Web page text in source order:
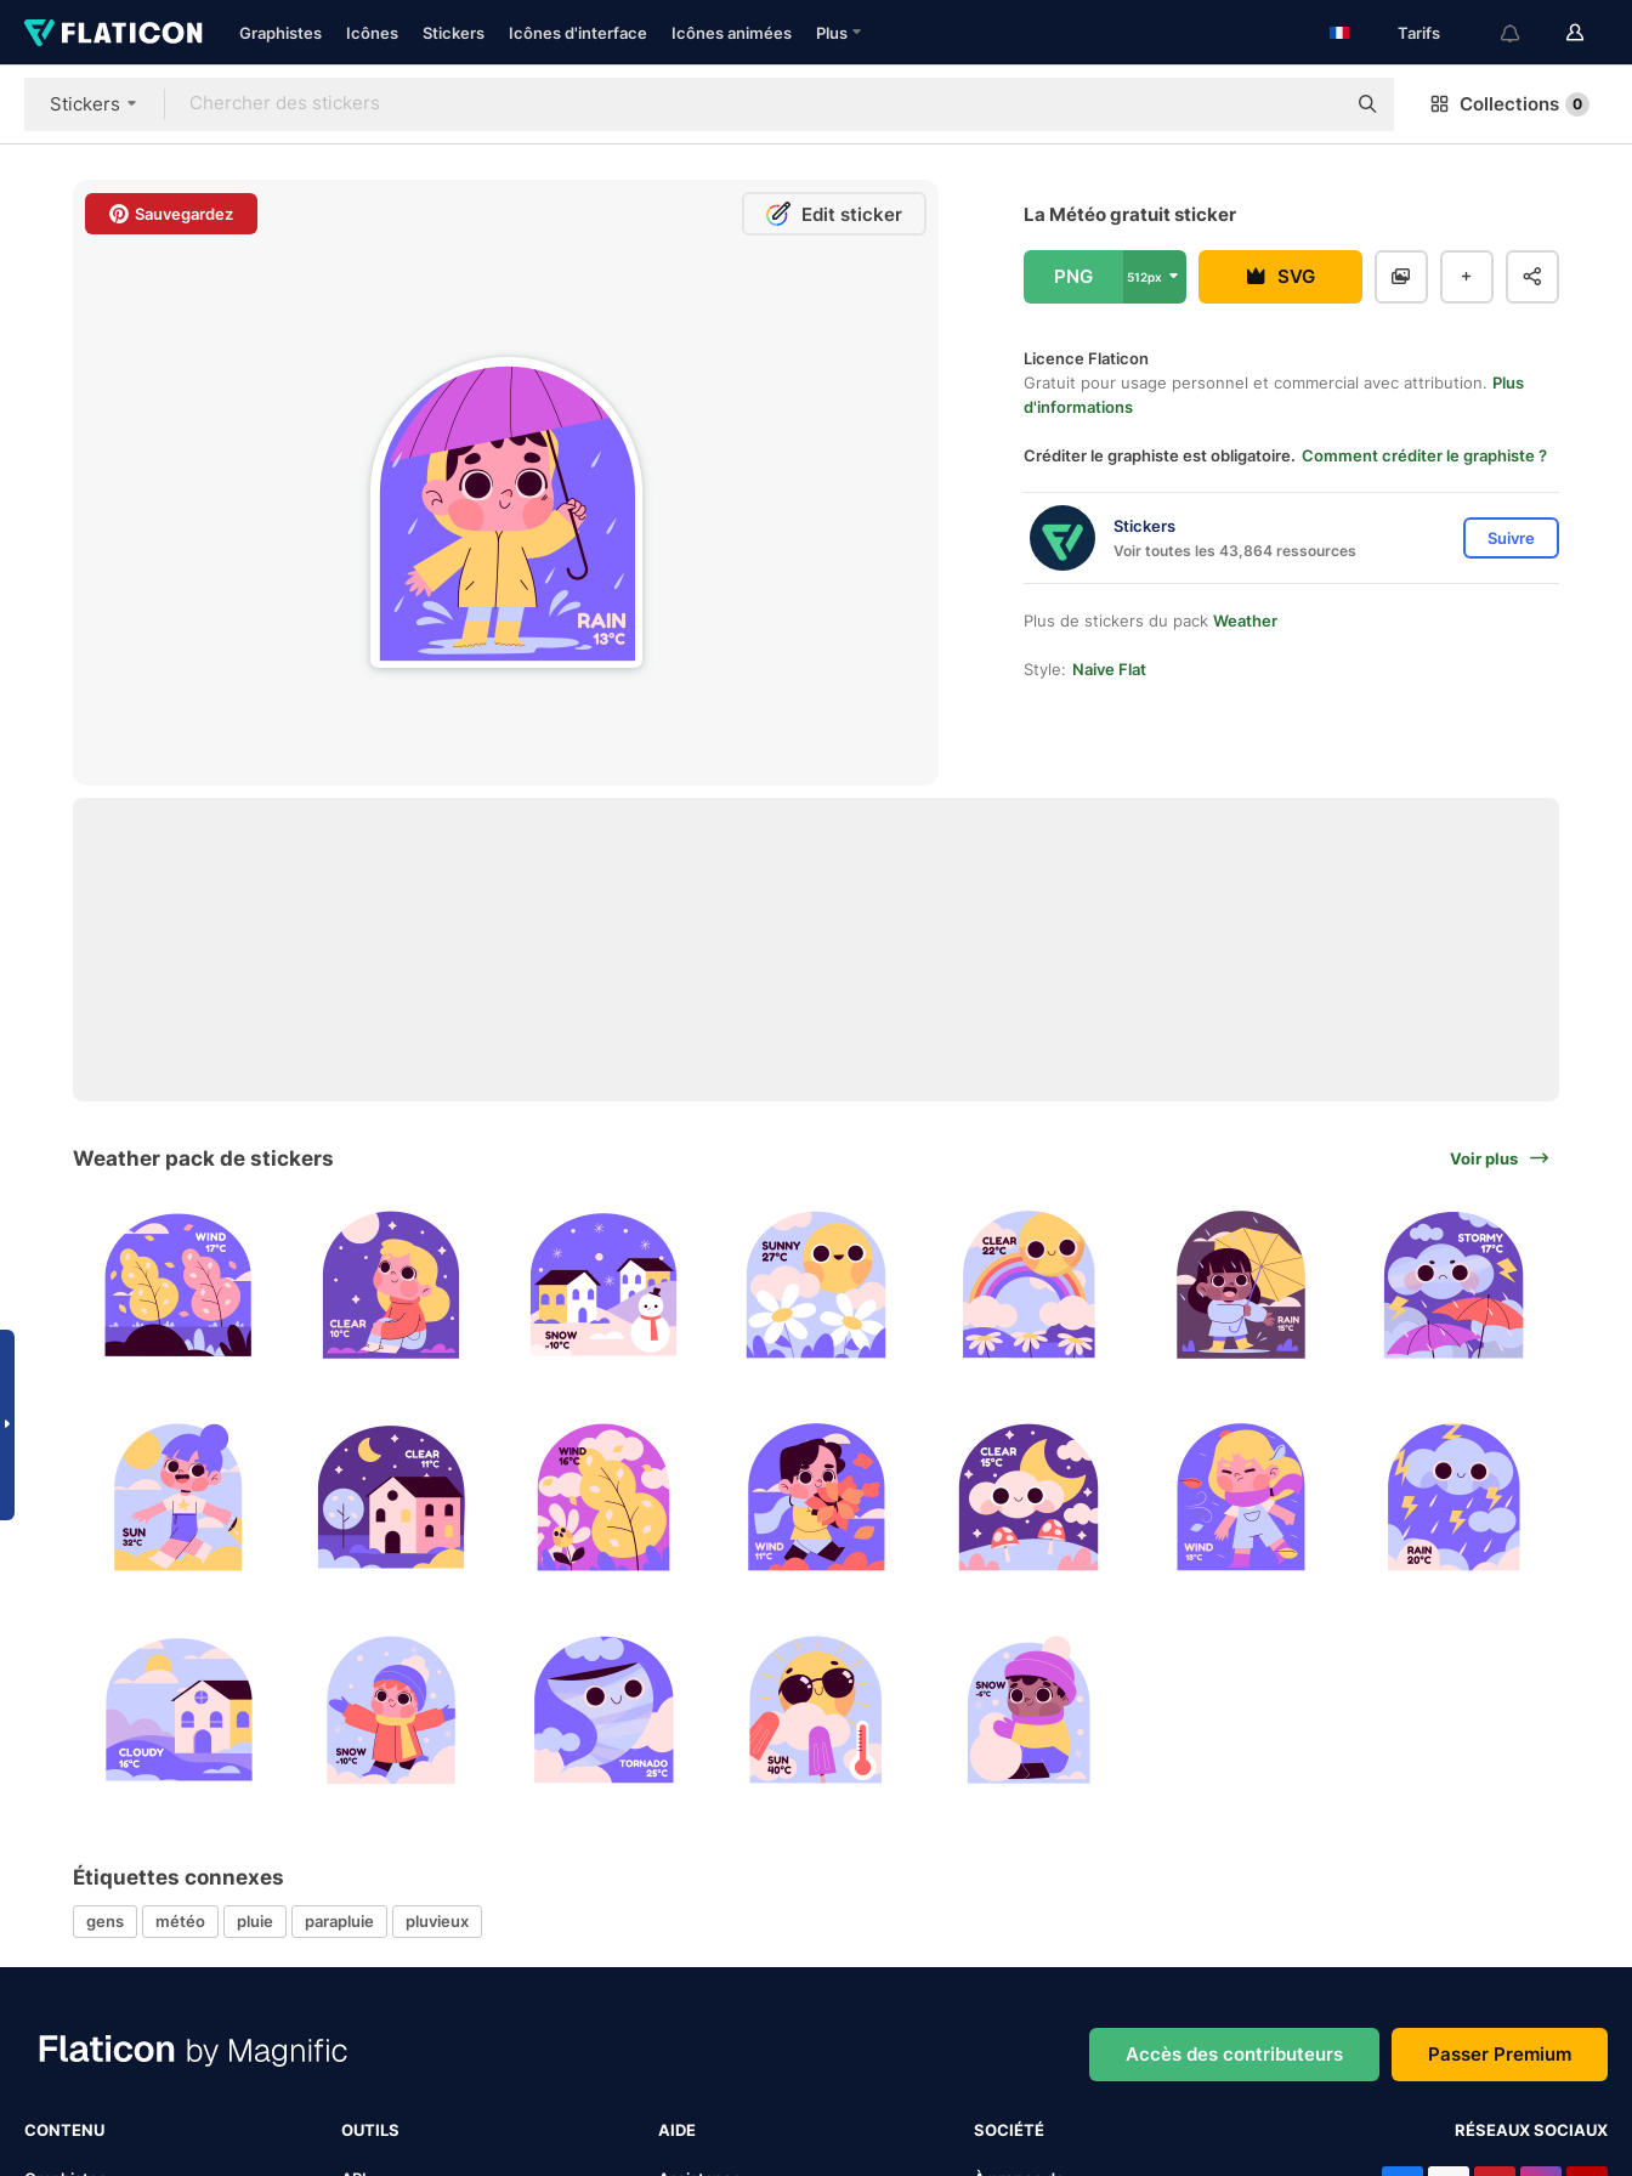
Graphistes Icônes Stickers Icônes d'interface Icônes animées Plus Tarifs
Stickers Collections 0
Sauvegardez Edit sticker La Météo gratuit sticker
PNG 512px SVG
Licence Flaticon
Gratuit pour usage personnel et commercial avec attribution. Plus
d'informations
Créditer le graphiste est obligatoire. Comment créditer le graphiste ?
Stickers
Voir toutes les 43,864 ressources
Suivre
Plus de stickers du pack Weather
Style: Naive Flat
Weather pack de stickers Voir plus
Étiquettes connexes
gens météo pluie parapluie pluvieux
Accès des contributeurs Passer Premium
CONTENU OUTILS AIDE SOCIÉTÉ RÉSEAUX SOCIAUX